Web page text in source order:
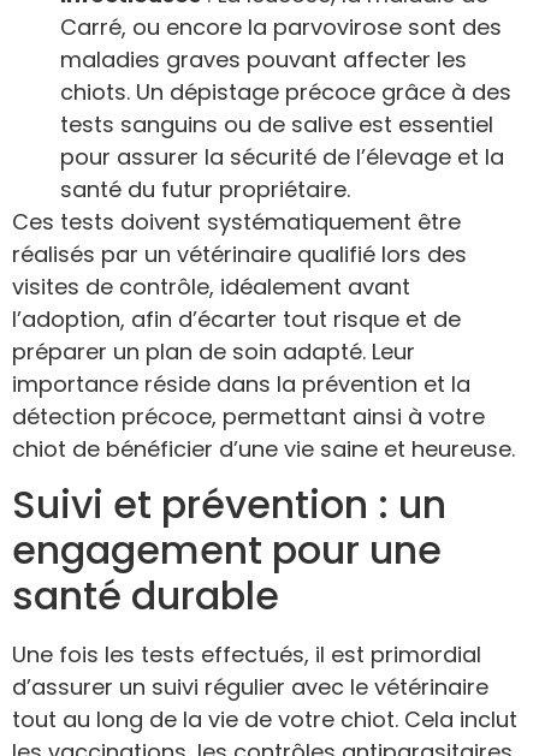
Carré, ou encore la parvovirose sont des
maladies graves pouvant affecter les
chiots. Un dépistage précoce grâce à des
tests sanguins ou de salive est essentiel
pour assurer la sécurité de l’élevage et la
santé du futur propriétaire.
Ces tests doivent systématiquement être
réalisés par un vétérinaire qualifié lors des
visites de contrôle, idéalement avant
l’adoption, afin d’écarter tout risque et de
préparer un plan de soin adapté. Leur
importance réside dans la prévention et la
détection précoce, permettant ainsi à votre
chiot de bénéficier d’une vie saine et heureuse.
Suivi et prévention : un
engagement pour une
santé durable
Une fois les tests effectués, il est primordial
d’assurer un suivi régulier avec le vétérinaire
tout au long de la vie de votre chiot. Cela inclut